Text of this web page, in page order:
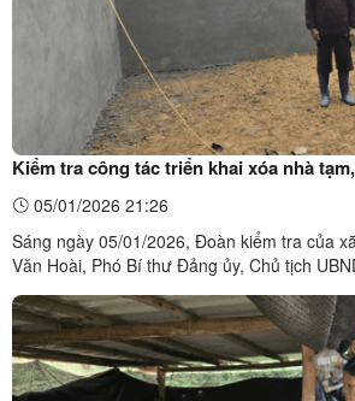
Kiểm tra công tác triển khai xóa nhà
Suối Mành xã Xuân Dương
05/01/2026 21:26
Sáng ngày 05/01/2026, Đoàn kiểm tra của
Văn Hoài, Phó Bí thư Đảng ủy, Chủ tịch
dột nát cho hộ cận nghèo, hộ có hoàn cảnh
thôn Suối Mành, xã Xuân Dương. Tham gia